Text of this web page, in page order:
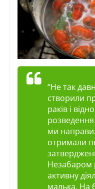
“Не так
створили
раків і
ми
отримали
Незабаром
активну
малька. На